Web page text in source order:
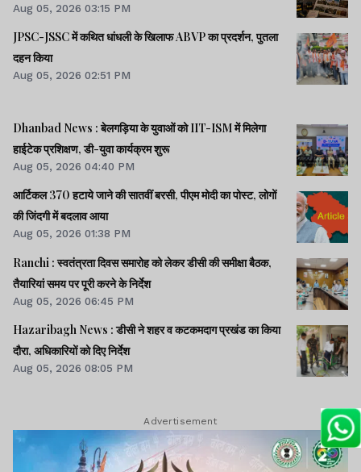
Aug 05, 2026 03:15 PM
JPSC-JSSC में कथित धांधली के खिलाफ ABVP का प्रदर्शन, पुतला
दहन किया
Aug 05, 2026 02:51 PM
Dhanbad News : बेलगड़िया के युवाओं को IIT-ISM में मिलेगा
हाईटेक प्रशिक्षण, डी-युवा कार्यक्रम शुरू
Aug 05, 2026 04:40 PM
आर्टिकल 370 हटाये जाने की सातवीं बरसी, पीएम मोदी का पोस्ट, लोगों
की जिंदगी में बदलाव आया
Aug 05, 2026 01:38 PM
Ranchi : स्वतंत्रता दिवस समारोह को लेकर डीसी की समीक्षा बैठक,
तैयारियां समय पर पूरी करने के निर्देश
Aug 05, 2026 06:45 PM
Hazaribagh News : डीसी ने शहर व कटकमदाग प्रखंड का किया
दौरा, अधिकारियों को दिए निर्देश
Aug 05, 2026 08:05 PM
Advertisement